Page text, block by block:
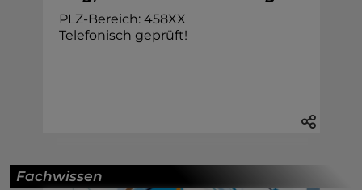
PLZ-Bereich: 458XX
Telefonisch geprüft!
Fachwissen